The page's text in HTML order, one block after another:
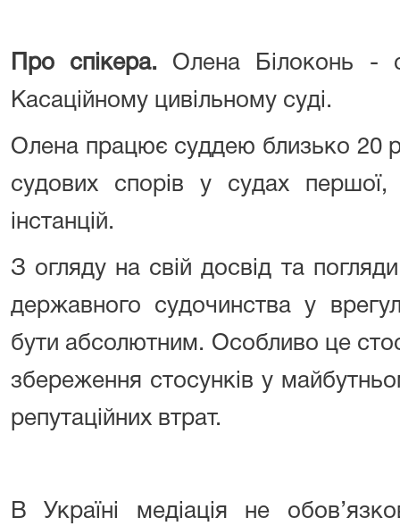
Про спікера. Олена Білоконь -
Касаційному цивільному суді.
Олена працює суддею близько 20
судових спорів у судах першої,
інстанцій.
З огляду на свій досвід та
державного судочинства у
бути абсолютним. Особливо це
збереження стосунків у
репутаційних втрат.
В Україні медіація не